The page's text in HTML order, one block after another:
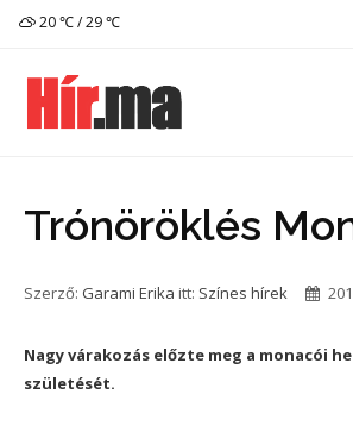
20 ℃ / 29 ℃
Trónöröklés
Szerző: Garami Erika itt: Színes hírek
Nagy várakozás előzte meg a monacói
születését.